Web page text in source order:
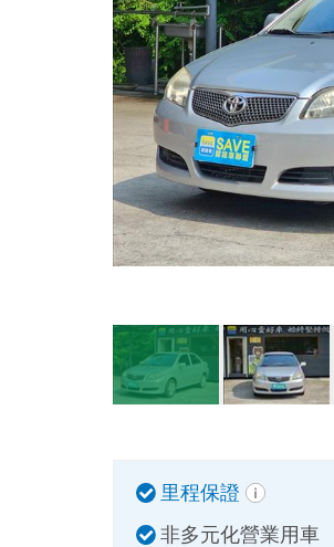
里程保證
非多元化營業用車